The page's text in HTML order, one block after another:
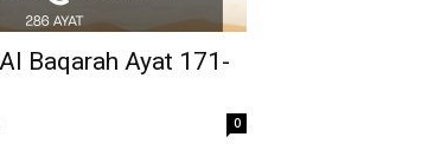
Baqarah Ayat 171-
0